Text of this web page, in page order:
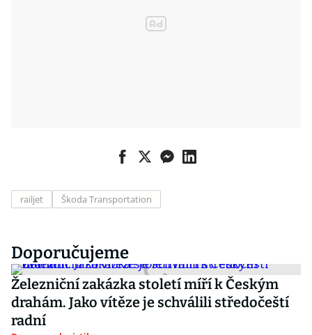
railjet Škoda Transportation
Doporučujeme
Železniční zakázka století míří k Českým
drahám. Jako vítěze je schválili středočeští
radní